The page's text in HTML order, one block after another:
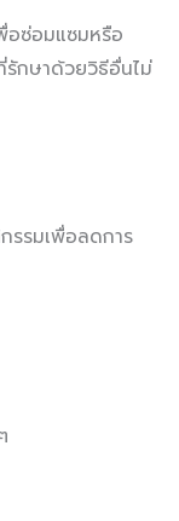
อซ่อมแซมหรือ
รักษาด้วยวิธีอื่นไม่
รรมเพื่อลดการ